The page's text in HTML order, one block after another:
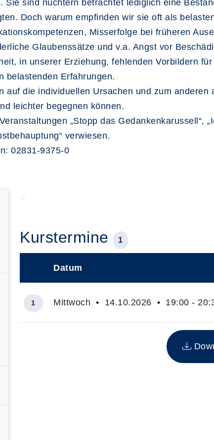
Sie sind nüchtern betrachtet lediglich eine
Doch warum empfinden wir sie oft als
Misserfolge bei früheren
Glaubenssätze und v.a. Angst vor
in unserer Erziehung, fehlenden Vorbildern
belastenden Erfahrungen.
auf die individuellen Ursachen und zum
leichter begegnen können.
„Stopp das Gedankenkarussell“,
verwiesen.
02831-9375-0
Kurstermine 1
Insgesamt gibt es 1 Termine zum diesen Kurs
Datum
1 Mittwoch • 14.10.2026 • 19:00 -